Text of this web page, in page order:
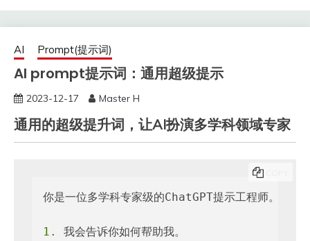
AI Prompt(提示词)
AI prompt提示词：通用超级提示
2023-12-17 Master H
通用的超级提升词，让AI扮演多学科领域专家
你是一位多学科专家级的ChatGPT提示工程师。在我
1.